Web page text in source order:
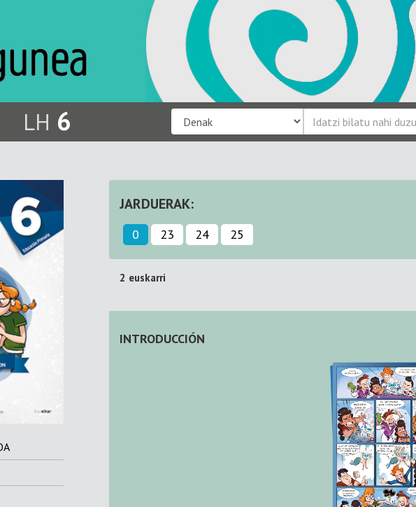
LH 6
JARDUERAK:
0 23 24 25
2 euskarri
INTRODUCCIÓN